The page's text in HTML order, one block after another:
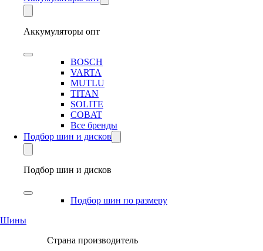
Аккумуляторы опт
BOSCH
VARTA
MUTLU
TITAN
SOLITE
COBAT
Все бренды
Подбор шин и дисков
Подбор шин и дисков
Подбор шин по размеру
Шины
Страна производитель